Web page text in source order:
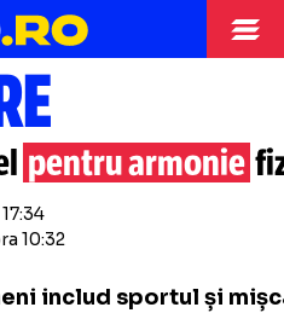
pentru armonie
10:32
includ sportul și